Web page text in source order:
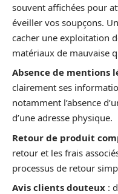
souvent affichées pour
éveiller vos soupçons.
cacher une exploitation
matériaux de mauvaise
Absence de mentions
clairement ses
notamment l’absence
d’une adresse physique.
Retour de produit
retour et les frais
processus de retour
Avis clients douteux :